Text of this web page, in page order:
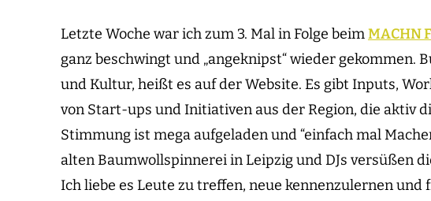
Letzte Woche war ich zum 3. Mal in Folge beimMACHN
ganz beschwingt und „angeknipst“ wieder gekommen.
und Kultur, heißt es auf der Website. Es gibt Inputs,
von Start-ups und Initiativen aus der Region, die aktiv
Stimmung ist mega aufgeladen und “einfach mal
alten Baumwollspinnerei in Leipzig und DJs versüßen
Ich liebe es Leute zu treffen, neue kennenzulernen